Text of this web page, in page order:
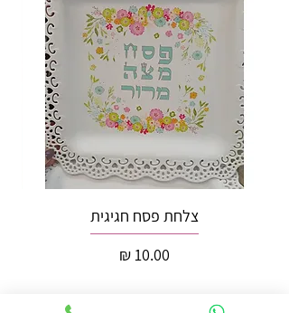
צלחת פסח חגיגית
מחיר